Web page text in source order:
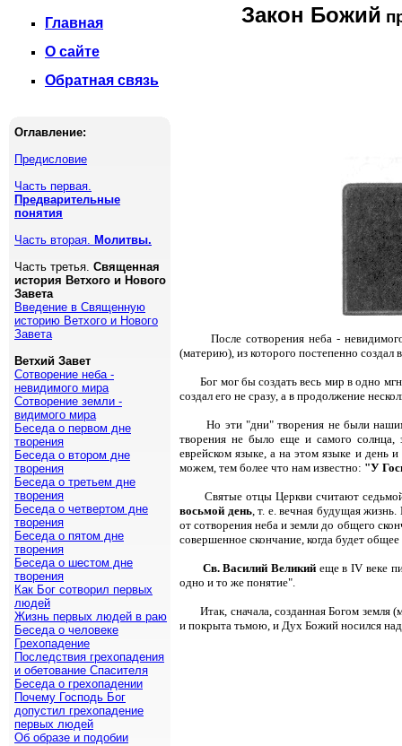
Закон Божий
После сотворения неба -
(материю), из которого постепенно
Бог мог бы создать весь мир в одно
создал его не сразу, а в продолжение
Но эти "дни" творения не были
творения не было еще и самого солнца,
еврейском языке, а на этом языке и день
можем, тем более что нам известно: "У
Святые отцы Церкви считают
восьмой день, т. е. вечная будущая
от сотворения неба и земли до общего
совершенное скончание, когда будет
Св. Василий Великий еще в IV веке
одно и то же понятие".
Итак, сначала, созданная Богом земля
и покрыта тьмою, и Дух Божий носился
Оглавление:
Предисловие
Часть первая.
Предварительные
понятия
Часть вторая. Молитвы.
Часть третья. Священная
история Ветхого и Нового
Завета
Введение в Священную
историю Ветхого и Нового
Завета
Ветхий Завет
Сотворение неба -
невидимого мира
Сотворение земли -
видимого мира
Беседа о первом дне
творения
Беседа о втором дне
творения
Беседа о третьем дне
творения
Беседа о четвертом дне
творения
Беседа о пятом дне
творения
Беседа о шестом дне
творения
Как Бог сотворил первых
людей
Жизнь первых людей в раю
Беседа о человеке
Грехопадение
Последствия грехопадения
и обетование Спасителя
Беседа о грехопадении
Почему Господь Бог
допустил грехопадение
первых людей
Об образе и подобии
Главная
О сайте
Обратная связь